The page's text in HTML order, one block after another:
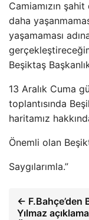
Camiamızın
daha
yaşamaması
Beşiktaş
13 Aralık Cuma
toplantısında
haritamız
Önemli olan
Saygılarımla.”
← F.Bahçe’den
Yılmaz